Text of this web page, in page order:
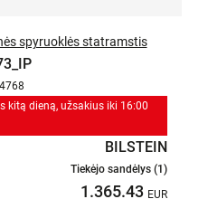
kitą dieną, užsakius iki 16:00
spyruoklės statramstis
BILSTEIN
Tiekėjo sandėlys (1)
1.365.43